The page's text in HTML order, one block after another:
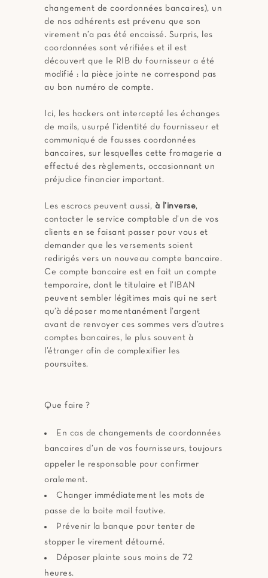
changement de coordonnées bancaires), un
de nos adhérents est prévenu que son
virement n’a pas été encaissé. Surpris, les
coordonnées sont vérifiées et il est
découvert que le RIB du fournisseur a été
modifié : la pièce jointe ne correspond pas
au bon numéro de compte.
Ici, les hackers ont intercepté les échanges
de mails, usurpé l’identité du fournisseur et
communiqué de fausses coordonnées
bancaires, sur lesquelles cette fromagerie a
effectué des règlements, occasionnant un
préjudice financier important.
Les escrocs peuvent aussi, à l’inverse,
contacter le service comptable d’un de vos
clients en se faisant passer pour vous et
demander que les versements soient
redirigés vers un nouveau compte bancaire.
Ce compte bancaire est en fait un compte
temporaire, dont le titulaire et l’IBAN
peuvent sembler légitimes mais qui ne sert
qu’à déposer momentanément l’argent
avant de renvoyer ces sommes vers d’autres
comptes bancaires, le plus souvent à
l’étranger afin de complexifier les
poursuites.
Que faire ?
En cas de changements de coordonnées
bancaires d’un de vos fournisseurs, toujours
appeler le responsable pour confirmer
oralement.
Changer immédiatement les mots de
passe de la boite mail fautive.
Prévenir la banque pour tenter de
stopper le virement détourné.
Déposer plainte sous moins de 72
heures.